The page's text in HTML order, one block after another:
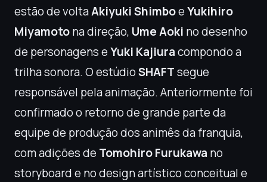
estão de voltaAkiyuki ShimboeYukihiro
Miyamotona direção, Ume Aoki no desenho
de personagens eYuki Kajiuracompondo a
trilha sonora. O estúdioSHAFTsegue
responsável pela animação. Anteriormente foi
confirmado o retorno de grande parte da
equipe de produção dos animês da franquia,
com adições de Tomohiro Furukawa no
storyboard e no design artístico conceitual e